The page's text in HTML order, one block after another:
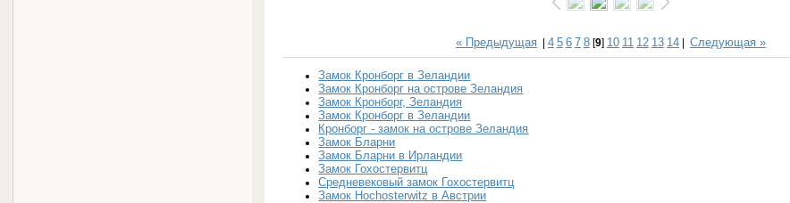
« Предыдущая| 4 5 6 7 8[9] 10 11 12 13 14| Следующая »
Замок Кронборг в Зеландии
Замок Кронборг на острове Зеландия
Замок Кронборг, Зеландия
Замок Кронборг в Зеландии
Кронборг - замок на острове Зеландия
Замок Бларни
Замок Бларни в Ирландии
Замок Гохостервитц
Средневековый замок Гохостервитц
Замок Hochosterwitz в Австрии